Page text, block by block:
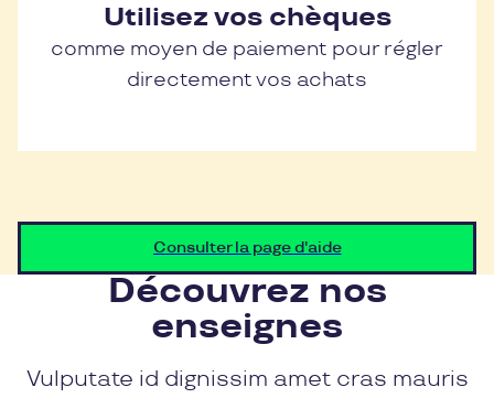
Utilisez vos chèques
comme moyen de paiement pour régler
directement vos achats
Consulter la page d'aide
Découvrez nos
enseignes
Vulputate id dignissim amet cras mauris